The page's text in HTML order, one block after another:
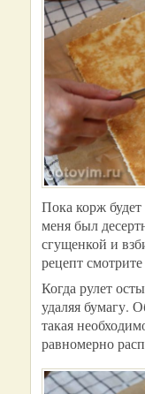
Пока корж
меня был
сгущенкой и
рецепт смотрите
Когда рулет
удаляя бумагу.
такая
равномерно